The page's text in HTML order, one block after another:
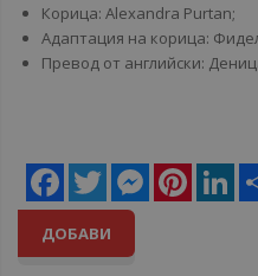
Корица: Alexandra Purtan;
Адаптация на корица:
Превод от английски:
Facebook
Twitter MessengerPinterest
ДОБАВИ